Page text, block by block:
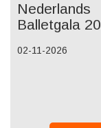
Nederlands
Balletgala
02-11-2026